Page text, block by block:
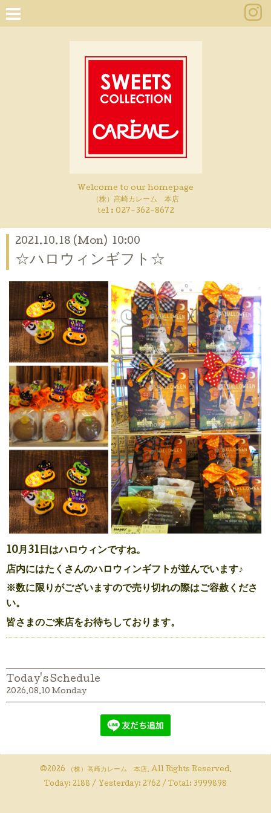
Welcome to our homepage
（株）高崎カレーム 本店
tel : 027-362-8672
2021.10.18 (Mon) 10:00
☆ハロウィンギフト☆
10月31日はハロウィンですね。
店内にはたくさんのハロウィンギフトが並んでいます♪
※数に限りがございますので売り切れの際はご容赦くださ
い。
皆さまのご来店をお待ちしております。
Today's Schedule
2026.08.10 Monday
©2026 （株）高崎カレーム 本店. All Rights Reserved.
Today: 2188 / Yesterday: 2762 / Total: 3999898